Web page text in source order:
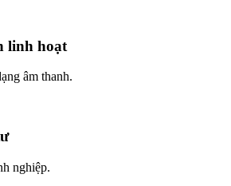
linh hoạt
âm thanh.
nghiệp.